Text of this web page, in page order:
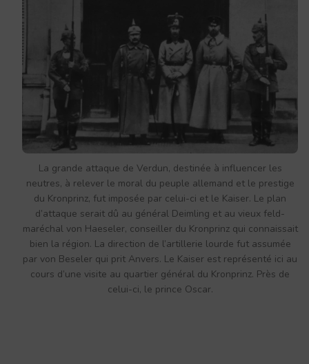
La grande attaque de Verdun, destinée à influencer les
neutres, à relever le moral du peuple allemand et le prestige
du Kronprinz, fut imposée par celui-ci et le Kaiser. Le plan
d’attaque serait dû au général Deimling et au vieux feld-
maréchal von Haeseler, conseiller du Kronprinz qui connaissait
bien la région. La direction de l’artillerie lourde fut assumée
par von Beseler qui prit Anvers. Le Kaiser est représenté ici au
cours d’une visite au quartier général du Kronprinz. Près de
celui-ci, le prince Oscar.